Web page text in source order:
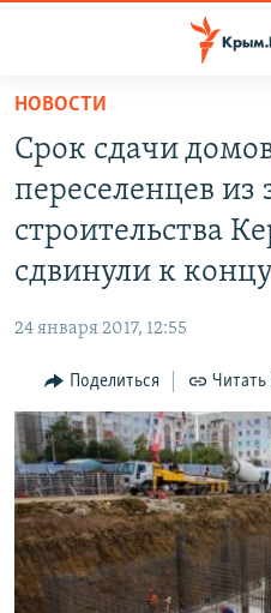
Вернуться
основному
содержанию
Вернутся
главной
Вернутся
поиску
СПЕЦПРОЕКТЫ
КАРТА ВОЕННЫХ ОБЪЕКТОВ
ВОДА
ИНТЕРАКТИВ
ИНФОГРАФИКА
ТЕЛЕПРОЕКТ КРЫМ.РЕАЛИИ
СОВЕТЫ ПРАВОЗАЩИТНИКОВ
ПРОПАВШИЕ БЕЗ ВЕСТИ
ПОБЕДИТЕЛЕЙ НЕ СУДЯТ?
КРЫМ.НЕПОКОРЕННЫЙ
РАДІО СВОБОДА
КАК ОБОЙТИ
Українською
Qırımtatar
ПРИСОЕДИНЯЙТЕСЬ!
НОВОСТИ
Срок сдачи
переселенцев из
строительства
сдвинули к
24 января 2017, 12:55
Поделиться Читать